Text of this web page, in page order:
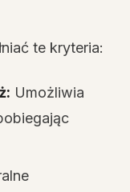
te kryteria:
Umożliwia